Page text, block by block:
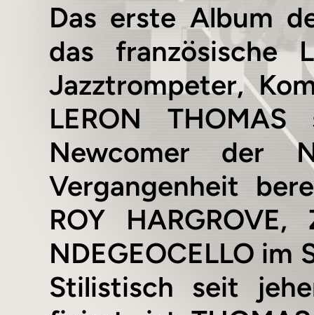
Das erste Album
das französische
Jazztrompeter,
LERON
Newcomer der
Vergangenheit
ROY
NDEGEOCELLO
Stilistisch seit